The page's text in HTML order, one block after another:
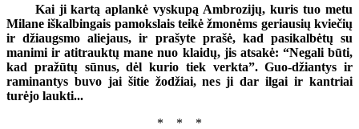
Kai ji kartą aplankė vyskupą Ambrozijų, kuris tuo metu
Milane iškalbingais pamokslais teikė žmonėms geriausių kviečių
ir džiaugsmo aliejaus, ir prašyte prašė, kad pasikalbėtų su
manimi ir atitrauktų mane nuo klaidų, jis atsakė: “Negali būti,
kad pražūtų sūnus, dėl kurio tiek verkta”. Guo-džiantys ir
raminantys buvo jai šitie žodžiai, nes ji dar ilgai ir kantriai
turėjo laukti...
* * *